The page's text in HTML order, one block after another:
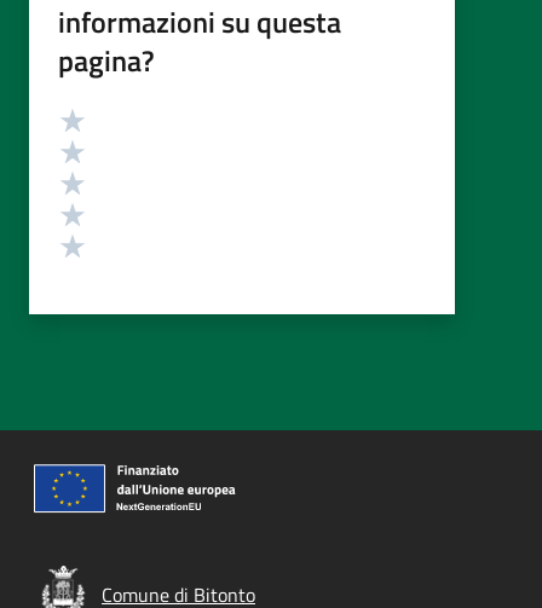
informazioni su questa
pagina?
Valutazione
Comune di Bitonto